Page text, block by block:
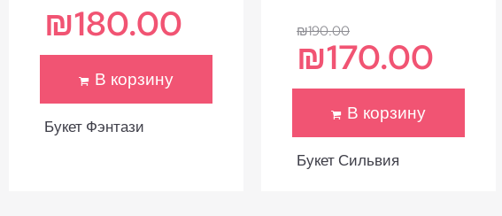
Букет Фэнтази
₪180.00
В корзину
Букет Сильвия
₪190.00
₪170.00
В корзину